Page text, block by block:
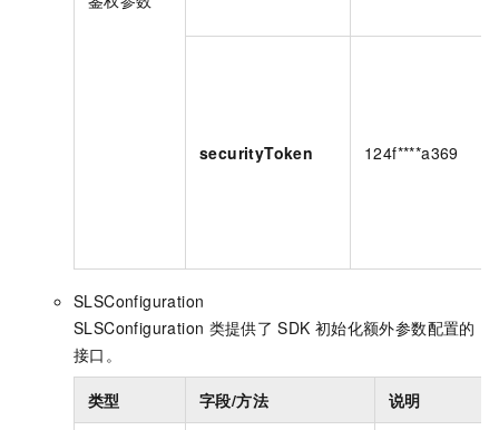
securityToken 124f****a369
SLSConfiguration
SLSConfiguration 类提供了 SDK 初始化额外参数配置的
接口。
类型 字段/方法 说明